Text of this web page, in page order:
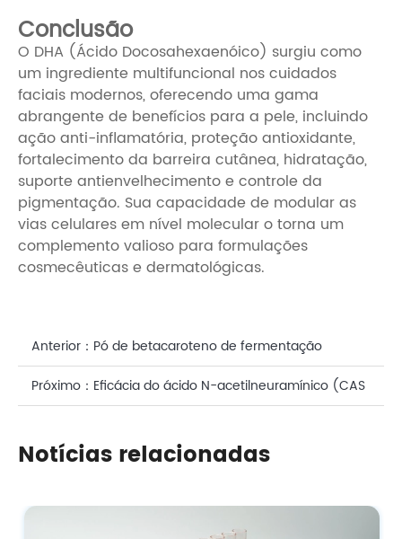
Conclusão
O DHA (Ácido Docosahexaenóico) surgiu como
um ingrediente multifuncional nos cuidados
faciais modernos, oferecendo uma gama
abrangente de benefícios para a pele, incluindo
ação anti-inflamatória, proteção antioxidante,
fortalecimento da barreira cutânea, hidratação,
suporte antienvelhecimento e controle da
pigmentação. Sua capacidade de modular as
vias celulares em nível molecular o torna um
complemento valioso para formulações
cosmecêuticas e dermatológicas.
Anterior： Pó de betacaroteno de fermentação
microbiana em suplementos de beleza
Próximo： Eficácia do ácido N-acetilneuramínico (CAS
Notícias relacionadas